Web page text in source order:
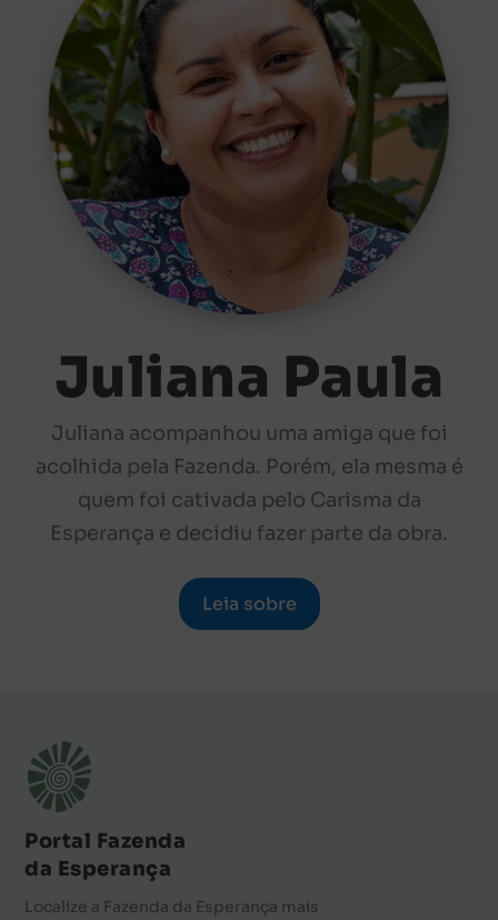
Juliana Paula
Juliana acompanhou uma amiga que foi
acolhida pela Fazenda. Porém, ela mesma é
quem foi cativada pelo Carisma da
Esperança e decidiu fazer parte da obra.
Leia sobre
Portal Fazenda
da Esperança
Localize a Fazenda da Esperança mais